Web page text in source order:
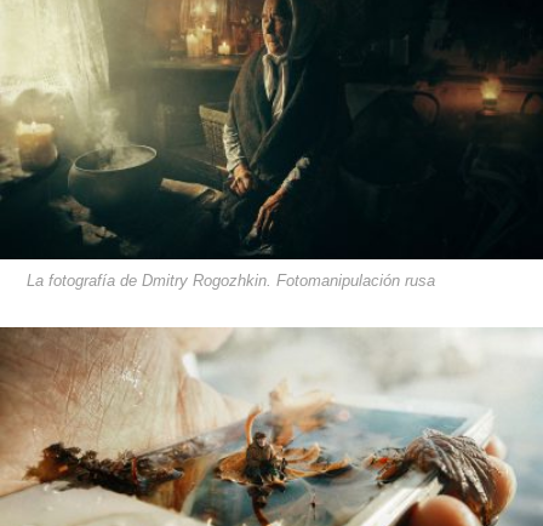
La fotografía de Dmitry Rogozhkin. Fotomanipulación rusa